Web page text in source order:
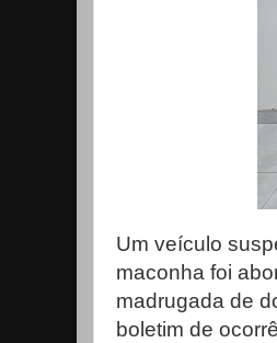
Um veículo
maconha foi
madrugada de
boletim de